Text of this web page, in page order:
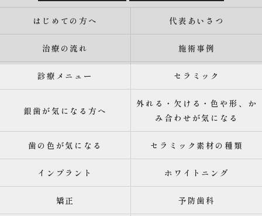
はじめての方へ 代表あいさつ
治療の流れ 施術事例
診療メニュー セラミック
銀歯が気になる方へ
外れる・欠ける・色や形、か
み合わせが気になる
歯の色が気になる セラミック素材の種類
インプラント ホワイトニング
矯正 予防歯科